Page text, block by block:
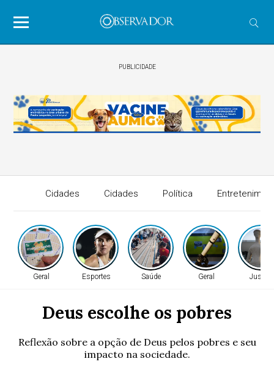
PUBLICIDADE
Cidades Cidades Política
Geral Esportes Saúde Geral Justiça
Deus escolhe os pobres
Reflexão sobre a opção de Deus pelos pobres e seu
impacto na sociedade.